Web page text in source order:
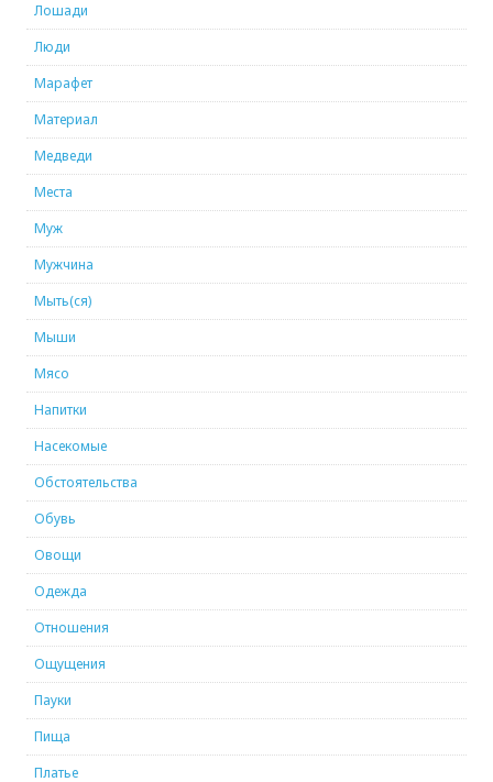
Лошади
Люди
Марафет
Материал
Медведи
Места
Муж
Мужчина
Мыть(ся)
Мыши
Мясо
Напитки
Насекомые
Обстоятельства
Обувь
Овощи
Одежда
Отношения
Ощущения
Пауки
Пища
Платье